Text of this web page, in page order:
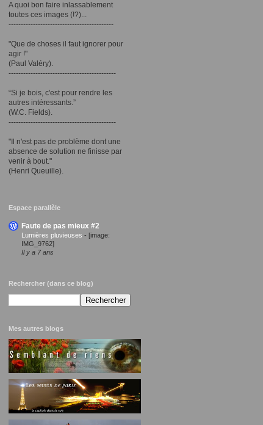
A quoi bon faire inlassablement
toutes ces images (!?)...
-------------------------------------------
"Que de choses il faut ignorer pour
agir !"
(Paul Valéry).
--------------------------------------------
“Si je bois, c'est pour rendre les
autres intéressants.”
(W.C. Fields).
--------------------------------------------
"Il n'est pas de problème dont une
absence de solution ne finisse par
venir à bout."
(Henri Queuille).
Espace parallèle
Faute de pas mieux #2
Lumières pluvieuses - [image:
IMG_9762]
Il y a 7 ans
Rechercher (dans ce blog)
Mes autres blogs